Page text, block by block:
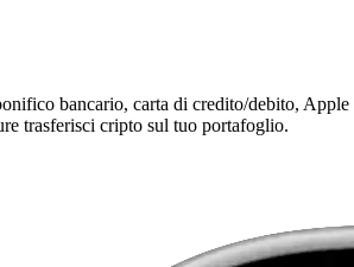
bancario, carta di credito/debito, Apple
trasferisci cripto sul tuo portafoglio.